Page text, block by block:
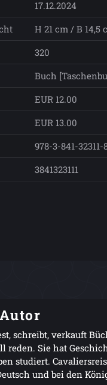
17.12.2024
H 21 cm / B 14,5
320
Buch
EUR 12.00
EUR 13.00
978-3-841-32311-
3841323111
schreibt, verkauft
reden. Sie hat
studiert.
und bei den